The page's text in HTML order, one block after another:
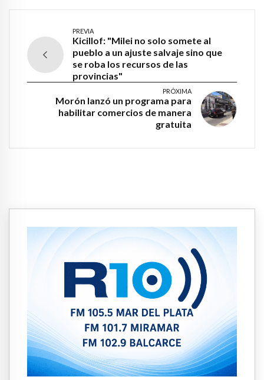
PREVIA
Kicillof: "Milei no solo somete al
pueblo a un ajuste salvaje sino que
se roba los recursos de las
provincias"
PRÓXIMA
Morón lanzó un programa para
habilitar comercios de manera
gratuita